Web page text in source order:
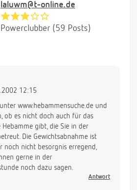
laluwm@t-online.de
Powerclubber (59 Posts)
12:15
www.hebammensuche.de und
ob es nicht doch auch für das
Hebamme gibt, die Sie in der
Die Gewichtsabnahme ist
noch nicht besorgnis erregend,
gerne in der
noch dazu sagen.
Antwort